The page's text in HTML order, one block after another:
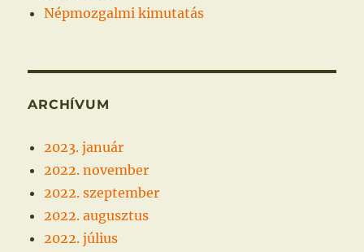
Népmozgalmi kimutatás
ARCHÍVUM
2023. január
2022. november
2022. szeptember
2022. augusztus
2022. július